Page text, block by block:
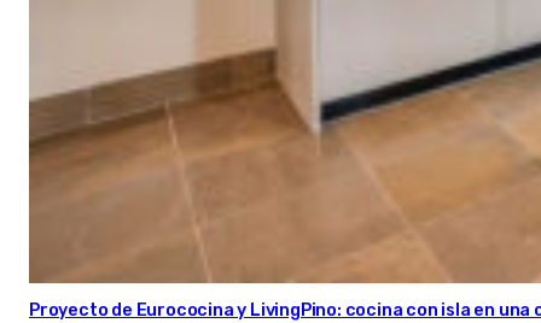
Proyecto de Eurococina y LivingPino: cocina con isla en una